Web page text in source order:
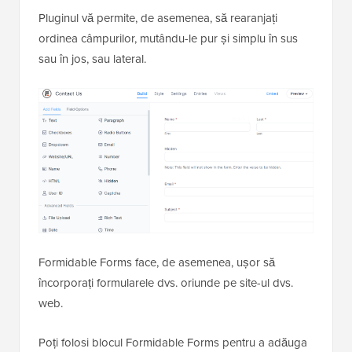
Pluginul vă permite, de asemenea, să rearanjați
ordinea câmpurilor, mutându-le pur și simplu în sus
sau în jos, sau lateral.
Formidable Forms face, de asemenea, ușor să
încorporați formularele dvs. oriunde pe site-ul dvs.
web.
Poți folosi blocul Formidable Forms pentru a adăuga